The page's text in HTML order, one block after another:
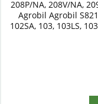
208P/NA, 208V/NA,
Agrobil Agrobil
102SA, 103, 103LS,